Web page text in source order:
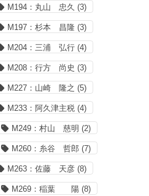
M194：丸山 忠久 (3)
M197：杉本 昌隆 (3)
M204：三浦 弘行 (4)
M208：行方 尚史 (3)
M227：山崎 隆之 (5)
M233：阿久津主税 (4)
M249：村山 慈明 (2)
M260：糸谷 哲郎 (7)
M263：佐藤 天彦 (8)
M269：稲葉 陽 (8)